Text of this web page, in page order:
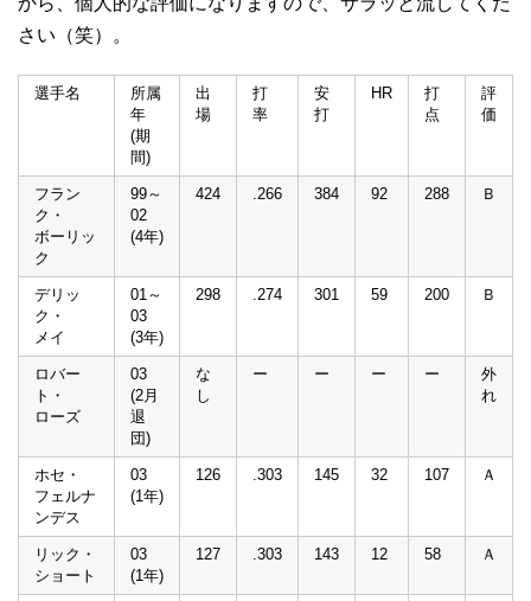
さい（笑）。
選手名
所属
年
(期
間)
出
場
打
率
安
打
HR
打
点
評
価
フラン
ク・
ボーリッ
ク
99～
02
(4年)
424 .266 384 92 288 Ｂ
デリッ
ク・
メイ
01～
03
(3年)
298 .274 301 59 200 Ｂ
ロバー
ト・
ローズ
03
(2月
退
団)
な
し
ー ー ー ー
外
れ
ホセ・
フェルナ
ンデス
03
(1年)
126 .303 145 32 107 Ａ
リック・
ショート
03
(1年)
127 .303 143 12 58 Ａ